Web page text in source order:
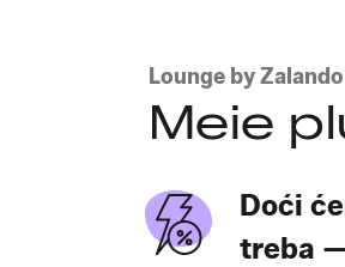
Lounge by
Meie
Doći
treba